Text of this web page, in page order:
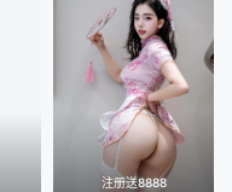
注册送8888